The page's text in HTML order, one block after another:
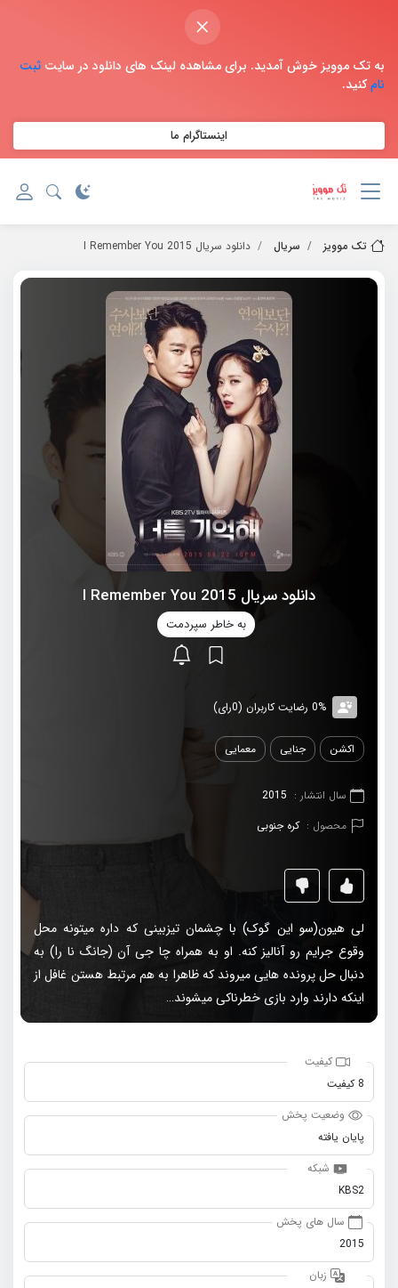
×
به تک موویز خوش آمدید. برای مشاهده لینک های دانلود در سایت ثبت
نامکنید.
اینستاگرام ما
تک موویز سریال دانلود سریال 2015 I Remember You
دانلود سریال 2015 I Remember You
به خاطر سپردمت
0% رضایت کاربران (0رای)
اکشن جنایی معمایی
سال انتشار : 2015
محصول : کره جنوبی
لی هیون(سو این گوک) با چشمان تیزبینی که داره میتونه محل
وقوع جرایم رو آنالیز کنه. او به همراه چا جی آن (جانگ نا را) به
دنبال حل پرونده هایی میروند که ظاهرا به هم مرتبط هستن غافل از
اینکه دارند وارد بازی خطرناکی میشوند…
کیفیت
8 کیفیت
وضعیت پخش
پایان یافته
شبکه
KBS2
سال های پخش
2015
زبان